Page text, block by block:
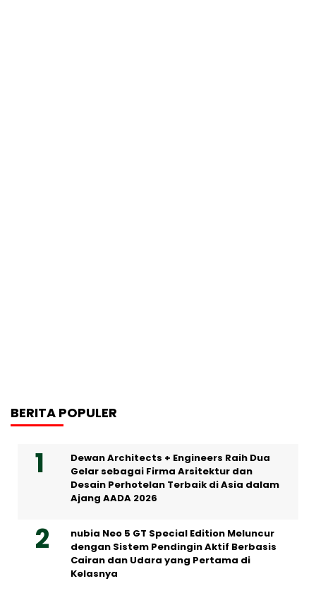
BERITA POPULER
Dewan Architects + Engineers Raih Dua
Gelar sebagai Firma Arsitektur dan
Desain Perhotelan Terbaik di Asia dalam
Ajang AADA 2026
nubia Neo 5 GT Special Edition Meluncur
dengan Sistem Pendingin Aktif Berbasis
Cairan dan Udara yang Pertama di
Kelasnya